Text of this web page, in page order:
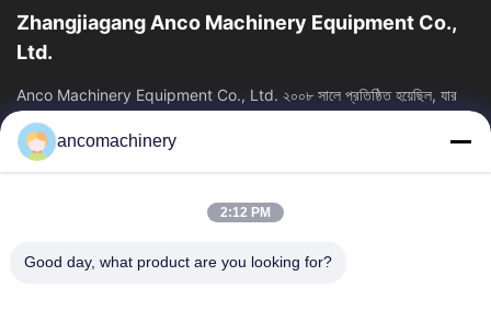
Zhangjiagang Anco Machinery Equipment Co.,
Ltd.
Anco Machinery Equipment Co., Ltd. ২০০৮ সালে প্রতিষ্ঠিত হয়েছিল, যার
সদর দপ্তর চীনের জিয়াংসু প্রদেশের সুঝো সিটির ঝাংজিয়াগাং শহরে অবস্থিত। এটি...
গুরুত্বপূর্ণ সংযোগ
আমাদের সম্পর্কে
কারখানা ভ্রমণ
মান নিয়ন্ত্রণ
ancomachinery
2:12 PM
Good day, what product are you looking for?